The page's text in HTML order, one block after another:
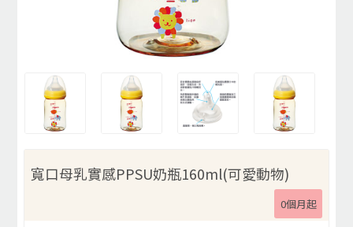
寬口母乳實感PPSU奶瓶160ml(可愛動物)
0個月起